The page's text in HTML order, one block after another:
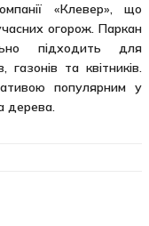
«Клевер», що
огорож. Паркан
підходить для
та квітників.
популярним у
дерева.